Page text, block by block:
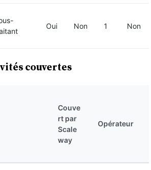
Oui Non 1 Non
couvertes
Couve
rt par
Scale
way
Opérateur